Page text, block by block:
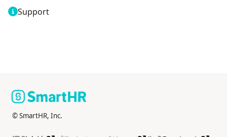
Support
© SmartHR, Inc.